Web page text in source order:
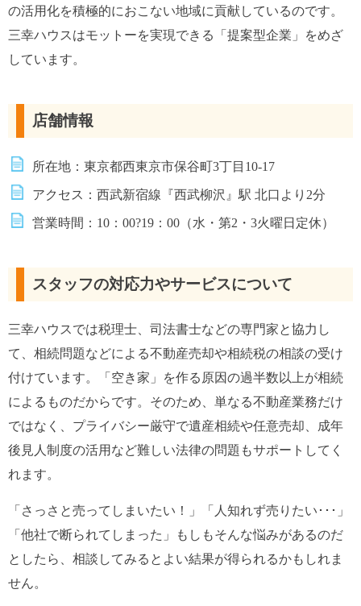
の活用化を積極的におこない地域に貢献しているのです。
三幸ハウスはモットーを実現できる「提案型企業」をめざ
しています。
店舗情報
所在地：東京都西東京市保谷町3丁目10-17
アクセス：西武新宿線『西武柳沢』駅 北口より2分
営業時間：10：00?19：00（水・第2・3火曜日定休）
スタッフの対応力やサービスについて
三幸ハウスでは税理士、司法書士などの専門家と協力し
て、相続問題などによる不動産売却や相続税の相談の受け
付けています。「空き家」を作る原因の過半数以上が相続
によるものだからです。そのため、単なる不動産業務だけ
ではなく、プライバシー厳守で遺産相続や任意売却、成年
後見人制度の活用など難しい法律の問題もサポートしてく
れます。
「さっさと売ってしまいたい！」「人知れず売りたい･･･」
「他社で断られてしまった」もしもそんな悩みがあるのだ
としたら、相談してみるとよい結果が得られるかもしれま
せん。